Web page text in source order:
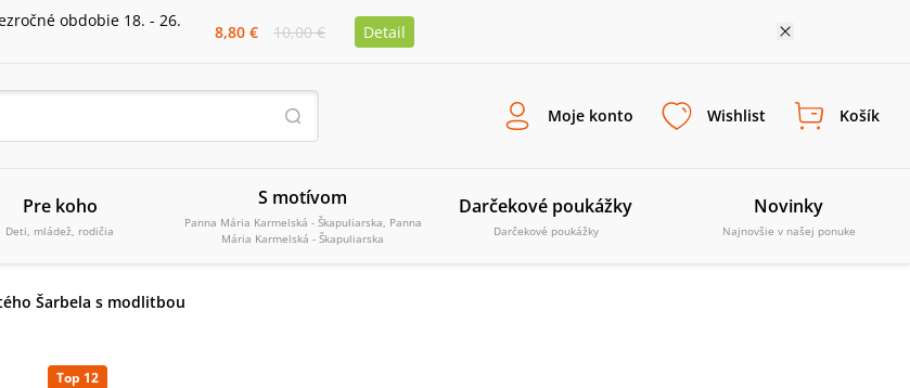
obdobie 18. - 26.
8,80 € 10,00 € Detail
Moje konto Wishlist Košík
Pre koho
Deti, mládež, rodičia
S motívom
Panna Mária Karmelská - Škapuliarska, Panna
Mária Karmelská - Škapuliarska
Darčekové poukážky
Darčekové poukážky
Novinky
Najnovšie v našej ponuke
Šarbela s modlitbou
Top 12